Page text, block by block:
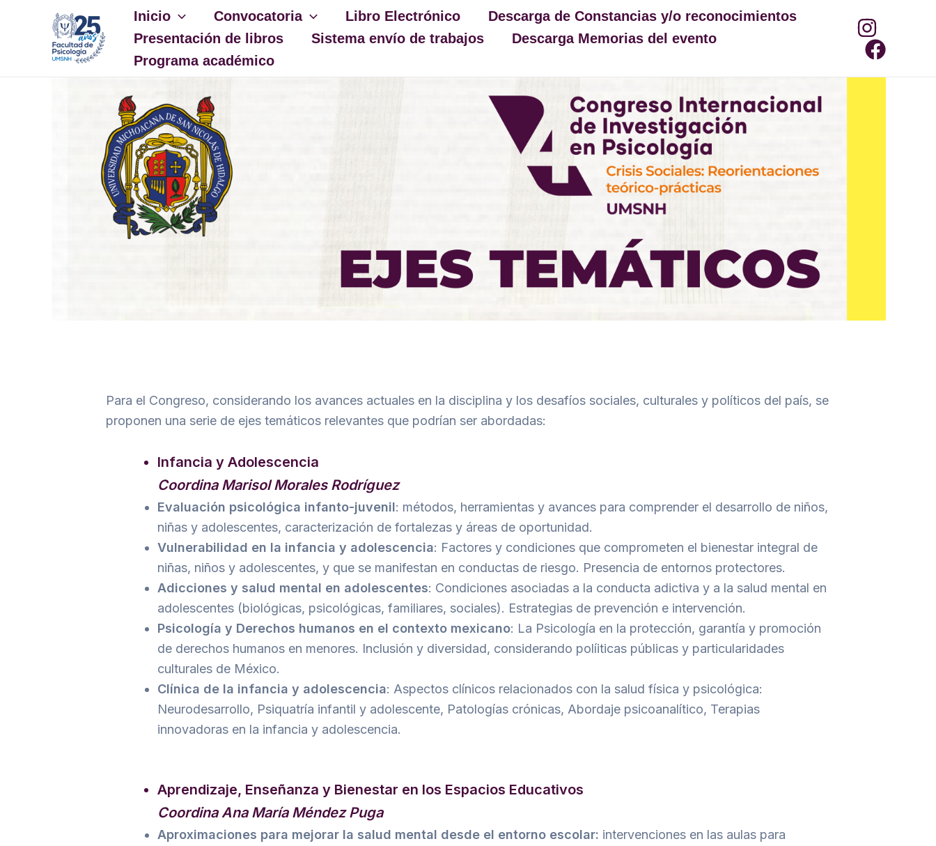
contenido
Inicio Convocatoria Libro Electrónico
Descarga de Constancias y/o reconocimientos
Presentación de libros
Sistema envío de trabajos
Descarga Memorias del evento
Programa académico
Para el Congreso, considerando los avances actuales en la disciplina y los desafíos sociales, culturales y políticos del país, se
proponen una serie de ejes temáticos relevantes que podrían ser abordadas:
Infancia y Adolescencia
Coordina Marisol Morales Rodríguez
Evaluación psicológica infanto-juvenil: métodos, herramientas y avances para comprender el desarrollo de niños,
niñas y adolescentes, caracterización de fortalezas y áreas de oportunidad.
Vulnerabilidad en la infancia y adolescencia: Factores y condiciones que comprometen el bienestar integral de
niñas, niños y adolescentes, y que se manifestan en conductas de riesgo. Presencia de entornos protectores.
Adicciones y salud mental en adolescentes: Condiciones asociadas a la conducta adictiva y a la salud mental en
adolescentes (biológicas, psicológicas, familiares, sociales). Estrategias de prevención e intervención.
Psicología y Derechos humanos en el contexto mexicano: La Psicología en la protección, garantía y promoción
de derechos humanos en menores. Inclusión y diversidad, considerando políiticas públicas y particularidades
culturales de México.
Clínica de la infancia y adolescencia: Aspectos clínicos relacionados con la salud física y psicológica:
Neurodesarrollo, Psiquatría infantil y adolescente, Patologías crónicas, Abordaje psicoanalítico, Terapias
innovadoras en la infancia y adolescencia.
Aprendizaje, Enseñanza y Bienestar en los Espacios Educativos
Coordina Ana María Méndez Puga
Aproximaciones para mejorar la salud mental desde el entorno escolar: intervenciones en las aulas para